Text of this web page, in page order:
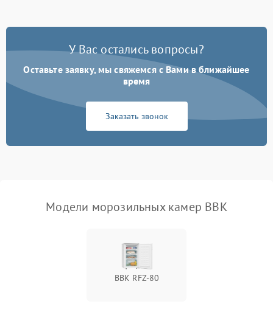
У Вас остались вопросы?
Оставьте заявку, мы свяжемся с Вами в ближайшее
время
Заказать звонок
Модели морозильных камер BBK
BBK RFZ-80